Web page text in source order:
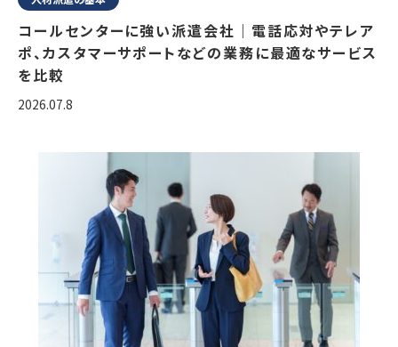
コールセンターに強い派遣会社｜電話応対やテレア
ポ、カスタマーサポートなどの業務に最適なサービス
を比較
2026.07.8